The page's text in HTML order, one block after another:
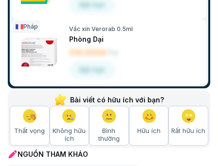
Đặt hẹn
Pháp Vắc xin Verorab 0.5ml
Phòng Dại
510.000đ
Đặt hẹn
Bài viết có hữu ích với bạn?
Thất vọng
Không hữu
ích
Bình
thường
Hữu ích Rất hữu ích
NGUỒN THAM KHẢO